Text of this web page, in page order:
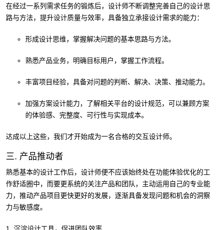
在经过一系列需求任务的锻炼后，设计师不断调整完善自己的设计思
路与方法，提升设计质量与效率，具备独立承接设计需求的能力：
形成设计思维，掌握解决问题的基本思路与方法。
熟悉产品业务，明确目标用户，掌握工作流程。
丰富项目经验，具备对问题的判断、解决、决策、推动能力。
加强方案设计能力，了解相关平台的设计规范，可以兼顾方案
的体验感、完整度、可行性与实现成本。
达成以上这些，我们才开始成为一名合格的交互设计师。
三. 产品推动者
熟悉基本的设计工作后，设计师便不应该始终处在功能体验优化的工
作舒适圈中，而要更系统的关注产品和团队，主动运用自己的专业能
力，推动产品项目更快更好的发展，逐渐具备发现问题和机会的洞察
力与敏感度。